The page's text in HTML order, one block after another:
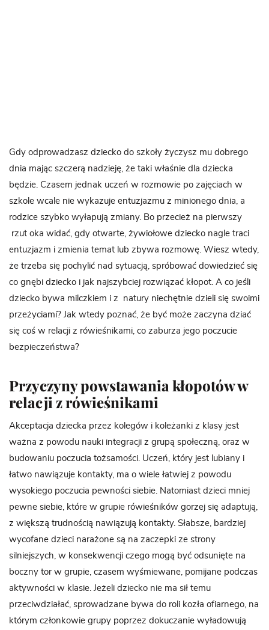
Gdy odprowadzasz dziecko do szkoły życzysz mu dobrego
dnia mając szczerą nadzieję, że taki właśnie dla dziecka
będzie. Czasem jednak uczeń w rozmowie po zajęciach w
szkole wcale nie wykazuje entuzjazmu z minionego dnia, a
rodzice szybko wyłapują zmiany. Bo przecież na pierwszy
rzut oka widać, gdy otwarte, żywiołowe dziecko nagle traci
entuzjazm i zmienia temat lub zbywa rozmowę. Wiesz wtedy,
że trzeba się pochylić nad sytuacją, spróbować dowiedzieć się
co gnębi dziecko i jak najszybciej rozwiązać kłopot. A co jeśli
dziecko bywa milczkiem i z natury niechętnie dzieli się swoimi
przeżyciami? Jak wtedy poznać, że być może zaczyna dziać
się coś w relacji z rówieśnikami, co zaburza jego poczucie
bezpieczeństwa?
Przyczyny powstawania kłopotów w
relacji z rówieśnikami
Akceptacja dziecka przez kolegów i koleżanki z klasy jest
ważna z powodu nauki integracji z grupą społeczną, oraz w
budowaniu poczucia tożsamości. Uczeń, który jest lubiany i
łatwo nawiązuje kontakty, ma o wiele łatwiej z powodu
wysokiego poczucia pewności siebie. Natomiast dzieci mniej
pewne siebie, które w grupie rówieśników gorzej się adaptują,
z większą trudnością nawiązują kontakty. Słabsze, bardziej
wycofane dzieci narażone są na zaczepki ze strony
silniejszych, w konsekwencji czego mogą być odsunięte na
boczny tor w grupie, czasem wyśmiewane, pomijane podczas
aktywności w klasie. Jeżeli dziecko nie ma sił temu
przeciwdziałać, sprowadzane bywa do roli kozła ofiarnego, na
którym członkowie grupy poprzez dokuczanie wyładowują